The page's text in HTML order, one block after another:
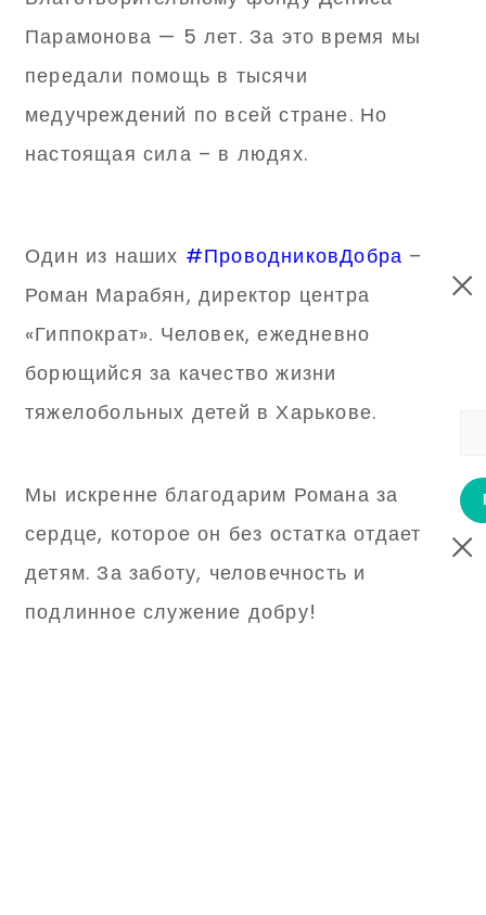
Парамонова — 5 лет. За это время мы
передали помощь в тысячи
медучреждений по всей стране. Но
настоящая сила – в людях.
Один из наших #ПроводниковДобра –
Роман Марабян, директор центра
«Гиппократ». Человек, ежедневно
борющийся за качество жизни
тяжелобольных детей в Харькове.
Мы искренне благодарим Романа за
сердце, которое он без остатка отдает
детям. За заботу, человечность и
подлинное служение добру!